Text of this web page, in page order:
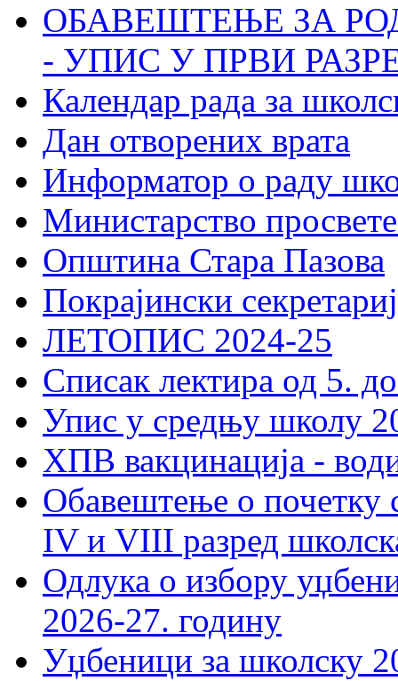
ОБАВЕШТЕЊЕ ЗА
- УПИС У ПРВИ
Календар рада за
Дан отворених врата
Информатор о раду
Министарство
Општина Стара Пазова
Покрајински
ЛЕТОПИС 2024-25
Списак лектира од 5.
Упис у средњу школу
ХПВ вакцинација -
Обавештење о почетку
IV и VIII разред
Одлука о избору
2026-27. годину
Уџбеници за школску